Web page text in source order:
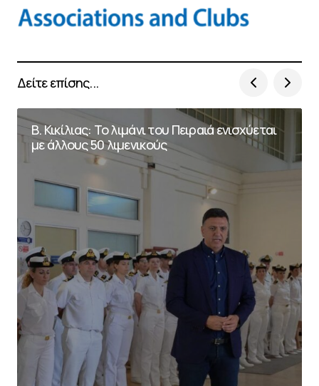
Δείτε επίσης...
Β. Κικίλιας: Το λιμάνι του Πειραιά ενισχύεται
με άλλους 50 λιμενικούς